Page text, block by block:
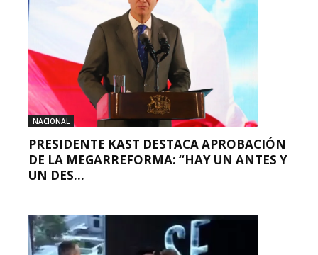
NACIONAL
PRESIDENTE KAST DESTACA APROBACIÓN
DE LA MEGARREFORMA: “HAY UN ANTES Y
UN DES...